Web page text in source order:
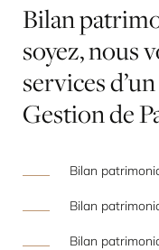
Bilan
soyez,nous
servicesd’un
Gestionde
Bilan
Bilan
Bilan